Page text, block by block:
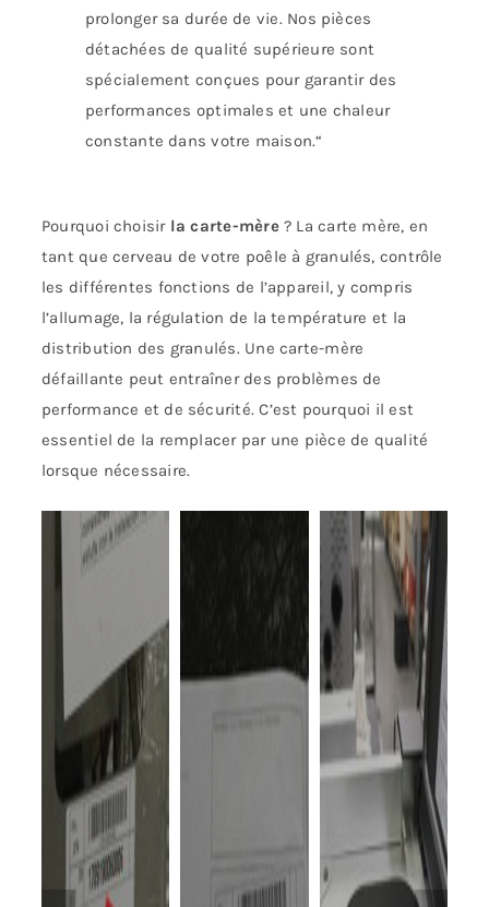
prolonger sa durée de vie. Nos pièces
détachées de qualité supérieure sont
spécialement conçues pour garantir des
performances optimales et une chaleur
constante dans votre maison.“
Pourquoi choisir la carte-mère? La carte mère, en
tant que cerveau de votre poêle à granulés, contrôle
les différentes fonctions de l’appareil, y compris
l’allumage, la régulation de la température et la
distribution des granulés. Une carte-mère
défaillante peut entraîner des problèmes de
performance et de sécurité. C’est pourquoi il est
essentiel de la remplacer par une pièce de qualité
lorsque nécessaire.